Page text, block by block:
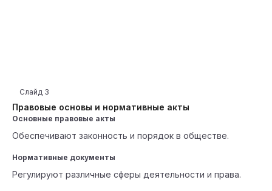
Правовые основы и нормативные акты
Слайд 3
Основные правовые акты
Обеспечивают законность и порядок в обществе.
Нормативные документы
Регулируют различные сферы деятельности и права.